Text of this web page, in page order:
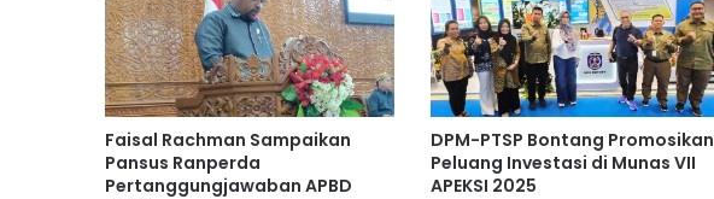
Faisal Rachman Sampaikan
Pansus Ranperda
Pertanggungjawaban APBD
DPM-PTSP Bontang Promosikan
Peluang Investasi di Munas VII
APEKSI 2025